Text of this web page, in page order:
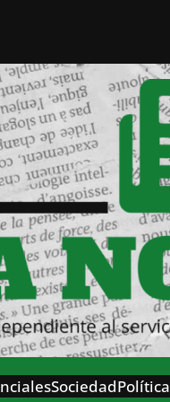
SociedadPolítica